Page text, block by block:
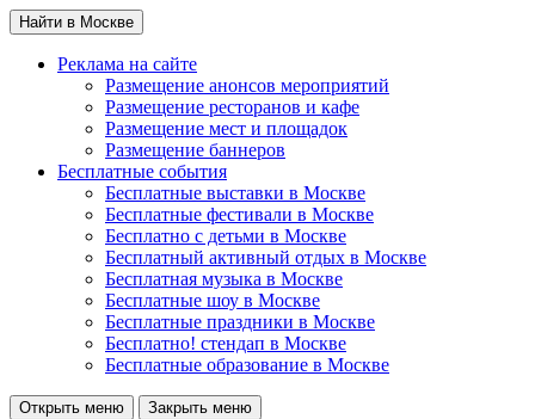
Найти в Москве
Реклама на сайте
Размещение анонсов мероприятий
Размещение ресторанов и кафе
Размещение мест и площадок
Размещение баннеров
Бесплатные события
Бесплатные выставки в Москве
Бесплатные фестивали в Москве
Бесплатно с детьми в Москве
Бесплатный активный отдых в Москве
Бесплатная музыка в Москве
Бесплатные шоу в Москве
Бесплатные праздники в Москве
Бесплатно! стендап в Москве
Бесплатные образование в Москве
Открыть меню Закрыть меню